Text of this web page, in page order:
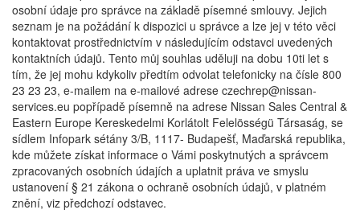
osobní údaje pro správce na základě písemné smlouvy. Jejich
seznam je na požádání k dispozici u správce a lze jej v této věci
kontaktovat prostřednictvím v následujícím odstavci uvedených
kontaktních údajů. Tento můj souhlas uděluji na dobu 10ti let s
tím, že jej mohu kdykoliv předtím odvolat telefonicky na čísle 800
23 23 23, e-mailem na e-mailové adrese czechrep@nissan-
services.eu popřípadě písemně na adrese Nissan Sales Central &
Eastern Europe Kereskedelmi Korlátolt Felelösségü Társaság, se
sídlem Infopark sétány 3/B, 1117- Budapešť, Maďarská republika,
kde můžete získat informace o Vámi poskytnutých a správcem
zpracovaných osobních údajích a uplatnit práva ve smyslu
ustanovení § 21 zákona o ochraně osobních údajů, v platném
znění, viz předchozí odstavec.